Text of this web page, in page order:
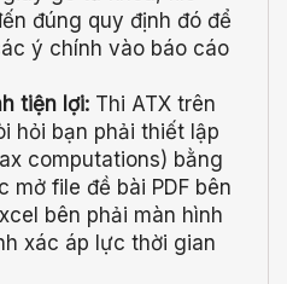
đúng quy định đó để
ý chính vào báo cáo
tiện lợi: Thi ATX trên
hỏi bạn phải thiết lập
computations) bằng
mở file đề bài PDF bên
bên phải màn hình
xác áp lực thời gian